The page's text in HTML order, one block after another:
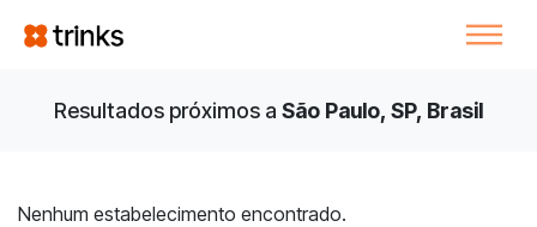
Resultados próximos a São Paulo, SP, Brasil
Nenhum estabelecimento encontrado.